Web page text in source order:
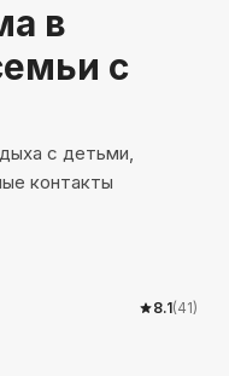
в
с
с детьми,
контакты
8.1(41)